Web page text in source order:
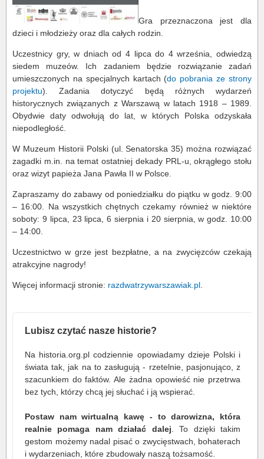
Gra przeznaczona jest dla
dzieci i młodzieży oraz dla całych rodzin.
Uczestnicy gry, w dniach od 4 lipca do 4 września, odwiedzą
siedem muzeów. Ich zadaniem będzie rozwiązanie zadań
umieszczonych na specjalnych kartach (do pobrania ze strony
projektu). Zadania dotyczyć będą różnych wydarzeń
historycznych związanych z Warszawą w latach 1918 – 1989.
Obydwie daty odwołują do lat, w których Polska odzyskała
niepodległość.
W Muzeum Historii Polski (ul. Senatorska 35) można rozwiązać
zagadki m.in. na temat ostatniej dekady PRL-u, okrągłego stołu
oraz wizyt papieża Jana Pawła II w Polsce.
Zapraszamy do zabawy od poniedziałku do piątku w godz. 9:00
– 16:00. Na wszystkich chętnych czekamy również w niektóre
soboty: 9 lipca, 23 lipca, 6 sierpnia i 20 sierpnia, w godz. 10:00
– 14:00.
Uczestnictwo w grze jest bezpłatne, a na zwycięzców czekają
atrakcyjne nagrody!
Więcej informacji stronie: razdwatrzywarszawiak.pl
Lubisz czytać nasze historie?
Na historia.org.pl codziennie opowiadamy dzieje Polski i
świata tak, jak na to zasługują - rzetelnie, pasjonująco, z
szacunkiem do faktów. Ale żadna opowieść nie przetrwa
bez tych, którzy chcą jej słuchać i ją wspierać.
Postaw nam wirtualną kawę - to darowizna, która
realnie pomaga nam działać dalej . To dzięki takim
gestom możemy nadal pisać o zwycięstwach, bohaterach
i wydarzeniach, które zbudowały naszą tożsamość.